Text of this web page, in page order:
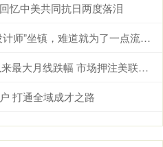
忆中美共同抗日两度落泪
捷希源配资 车企请“前法拉利设计师”坐镇，难道就为了一点流量？
乐红网 金价料创2008年10月以来最大月线跌幅 市场押注美联储升息
打通全域成才之路